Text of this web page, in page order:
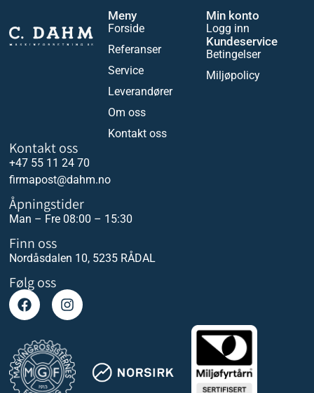
Meny
Forside
Referanser
Service
Leverandører
Om oss
Kontakt oss
Min konto
Logg inn
Kundeservice
Betingelser
Miljøpolicy
Kontakt oss
+47 55 11 24 70
firmapost@dahm.no
Åpningstider
Man – Fre 08:00 – 15:30
Finn oss
Nordåsdalen 10, 5235 RÅDAL
Følg oss